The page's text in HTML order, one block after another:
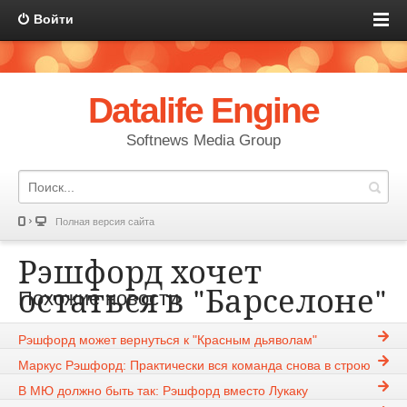
Войти
Datalife Engine
Softnews Media Group
Полная версия сайта
Рэшфорд хочет
остаться в "Барселоне"
KIM 26-03-2026, 11:04 1265
Новости
Похожие новости
Рэшфорд может вернуться к "Красным дьяволам"
Маркус Рэшфорд: Практически вся команда снова в строю
В МЮ должно быть так: Рэшфорд вместо Лукаку